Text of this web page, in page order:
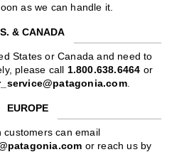
as we can handle it.
& CANADA
States or Canada and need to
please call 1.800.638.6464 or
.
EUROPE
customers can email
or reach us by